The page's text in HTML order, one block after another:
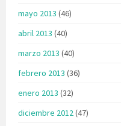
mayo 2013 (46)
abril 2013 (40)
marzo 2013 (40)
febrero 2013 (36)
enero 2013 (32)
diciembre 2012(47)